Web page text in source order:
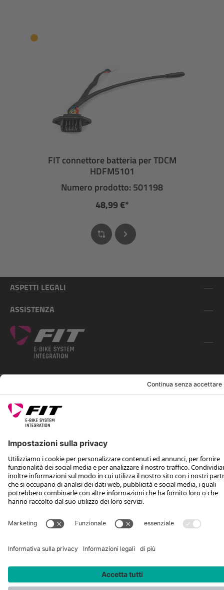
FIT connettore batteria per TDCM
HDFM5101
Numero prodotto: 501198
48,99 €*
ASPETTI LEGALI
ASSISTENZA
*Prezzo consigliato non vincolante, incl. IVA e spese di spedizione
Rotax Bike Technology AG © 2025